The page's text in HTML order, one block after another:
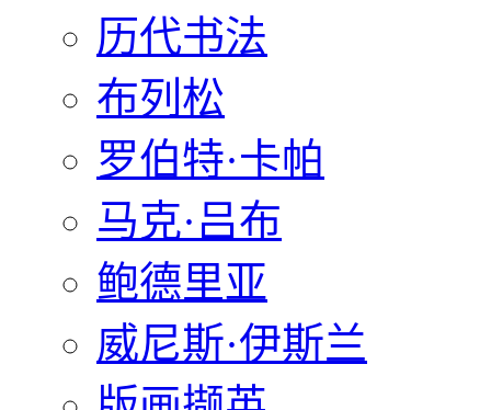
历代书法
布列松
罗伯特·卡帕
马克·吕布
鲍德里亚
威尼斯·伊斯兰